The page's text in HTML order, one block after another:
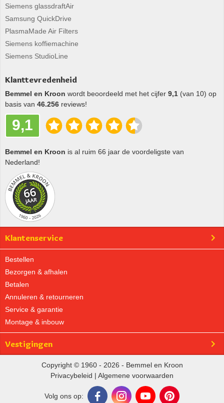
Siemens glassdraftAir
Samsung QuickDrive
PlasmaMade Air Filters
Siemens koffiemachine
Siemens StudioLine
Klanttevredenheid
Bemmel en Kroon wordt beoordeeld met het cijfer 9,1 (van 10) op
basis van 46.256 reviews!
9,1
Bemmel en Kroon is al ruim 66 jaar de voordeligste van
Nederland!
Klantenservice
Bestellen
Bezorgen & afhalen
Betalen
Annuleren & retourneren
Service & garantie
Montage & inbouw
Vestigingen
Copyright © 1960 - 2026 - Bemmel en Kroon
Privacybeleid | Algemene voorwaarden
Volg ons op: